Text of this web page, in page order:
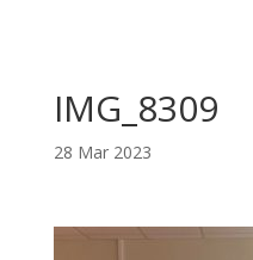
IMG_8309
28 Mar 2023